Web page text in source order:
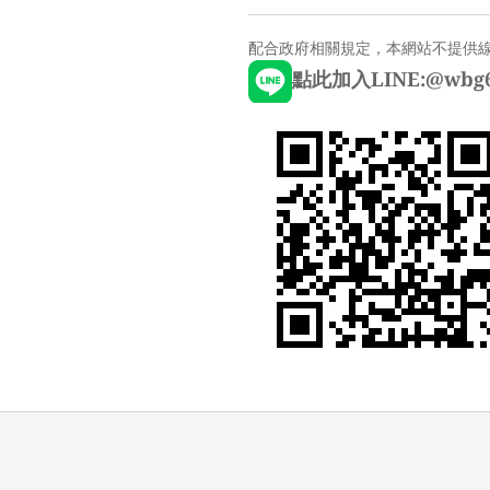
配合政府相關規定，本網站不提供
點此加入